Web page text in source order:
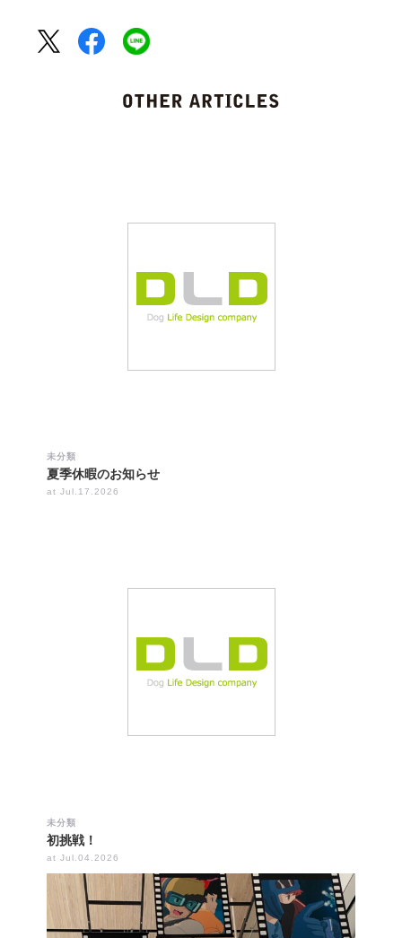
未分類
夏季休暇のお知らせ
at Jul.17.2026
未分類
初挑戦！
at Jul.04.2026